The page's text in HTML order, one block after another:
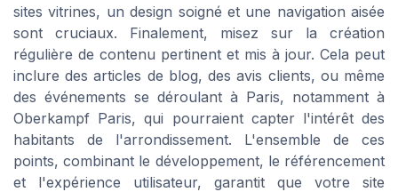
sites vitrines, un design soigné et une navigation aisée
sont cruciaux. Finalement, misez sur la création
régulière de contenu pertinent et mis à jour. Cela peut
inclure des articles de blog, des avis clients, ou même
des événements se déroulant à Paris, notamment à
Oberkampf Paris, qui pourraient capter l'intérêt des
habitants de l'arrondissement. L'ensemble de ces
points, combinant le développement, le référencement
et l'expérience utilisateur, garantit que votre site